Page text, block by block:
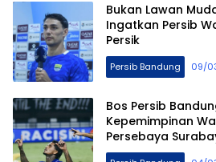
Bukan Lawan
Ingatkan Persib
Persik
Persib Bandung 09/
Bos Persib
Kepemimpinan
Persebaya
Penggunaan Wasit